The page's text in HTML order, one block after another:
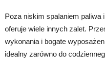
Poza niskim spalaniem paliwa
oferuje wiele innych zalet.
wykonania i bogate
idealny zarówno do